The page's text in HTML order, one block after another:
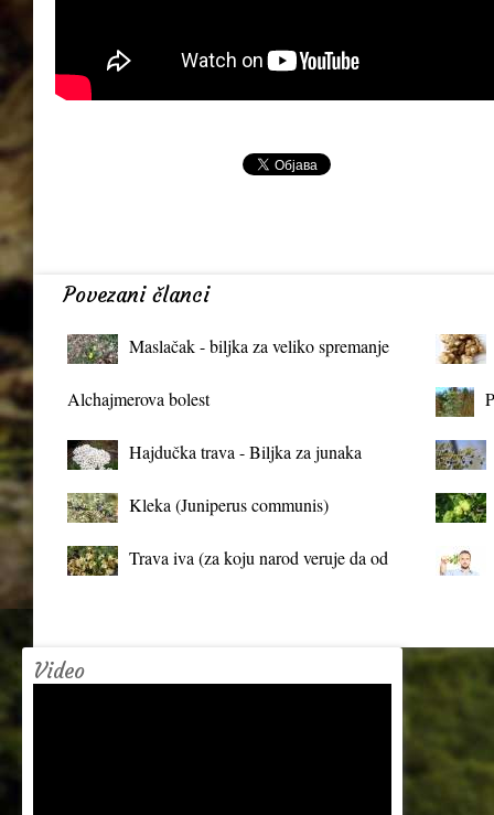
Povezani članci
Maslačak - biljka za veliko spremanje
Alchajmerova bolest
Hajdučka trava - Biljka za junaka
Kleka (Juniperus communis)
Trava iva (za koju narod veruje da od
Video